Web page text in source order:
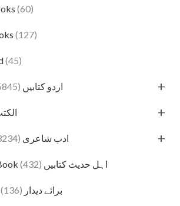
(60)
(127)
(45)
Urdu Books اردو کتابیں (5845) +
+
Adab Shayri ادب شاعری (3234) +
Ahle Hadees Book اہل حدیث کتابیں (432)
Barae Deedar برائے دیدار (136)